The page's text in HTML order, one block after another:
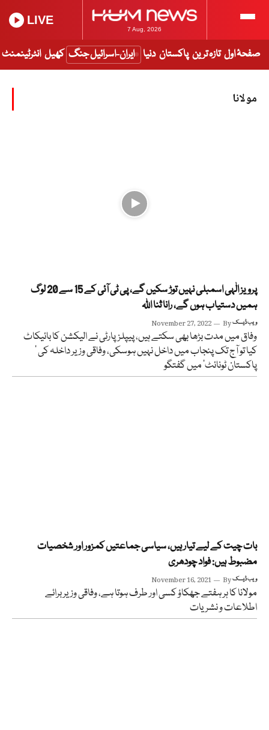
7 Aug, 2026
LIVE
صفحۂ اول تازہ ترین پاکستان دنیا ایران-اسرائیل جنگ کھیل انٹرٹینمنٹ
مولانا
پرویز الٰہی اسمبلی نہیں توڑ سکیں گے، پی ٹی آئی کے 15 سے 20 لوگ
ہمیں دستیاب ہوں گے، رانا ثنا اللہ
November 27, 2022 Byویب ڈیسک
وفاق میں مدت بڑھا بھی سکتے ہیں، پیپلزپارٹی نے الیکشن کا بائیکاٹ
کیا تو آج تک پنجاب میں داخل نہیں ہوسکی، وفاقی وزیر داخلہ کی ’
پاکستان ٹونائٹ‘ میں گفتگو
بات چیت کے لیے تیار ہیں، سیاسی جماعتیں کمزور اور شخصیات
مضبوط ہیں: فواد چودھری
November 16, 2021 Byویب ڈیسک
مولانا کا ہر ہفتے جھکاؤ کسی اور طرف ہوتا ہے، وفاقی وزیر برائے
اطلاعات و نشریات